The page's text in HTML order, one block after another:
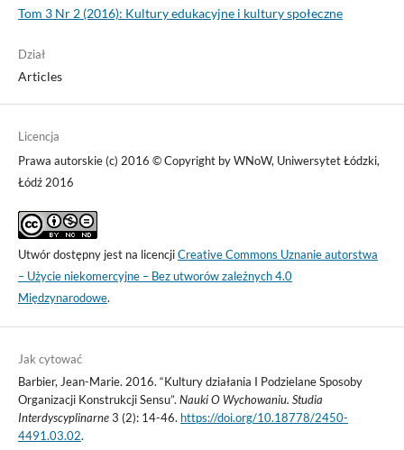
Tom 3 Nr 2 (2016): Kultury edukacyjne i kultury społeczne
Dział
Articles
Licencja
Prawa autorskie (c) 2016 © Copyright by WNoW, Uniwersytet Łódzki,
Łódź 2016
Utwór dostępny jest na licencjiCreative Commons Uznanie autorstwa
– Użycie niekomercyjne – Bez utworów zależnych 4.0
Międzynarodowe.
Jak cytować
Barbier, Jean-Marie. 2016. “Kultury działania I Podzielane Sposoby
Organizacji Konstrukcji Sensu”. Nauki O Wychowaniu. Studia
Interdyscyplinarne3 (2): 14-46. https://doi.org/10.18778/2450-
4491.03.02.